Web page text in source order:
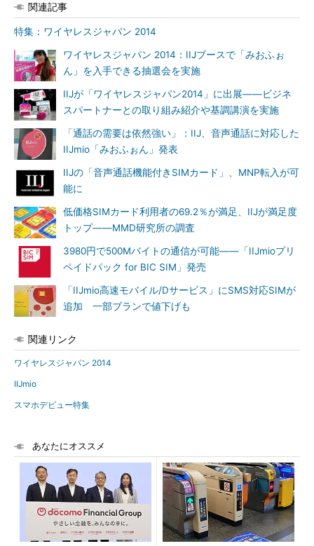
関連記事
特集：ワイヤレスジャパン 2014
ワイヤレスジャパン 2014：IIJブースで「みおふぉ
ん」を入手できる抽選会を実施
IIJが「ワイヤレスジャパン2014」に出展――ビジネ
スパートナーとの取り組み紹介や基調講演を実施
「通話の需要は依然強い」：IIJ、音声通話に対応した
IIJmio「みおふぉん」発表
IIJの「音声通話機能付きSIMカード」、MNP転入が可
能に
低価格SIMカード利用者の69.2％が満足、IIJが満足度
トップ――MMD研究所の調査
3980円で500Mバイトの通信が可能――「IIJmioプリ
ペイドパック for BIC SIM」発売
「IIJmio高速モバイル/Dサービス」にSMS対応SIMが
追加 一部ブランで値下げも
関連リンク
ワイヤレスジャパン 2014
IIJmio
スマホデビュー特集
あなたにオススメ